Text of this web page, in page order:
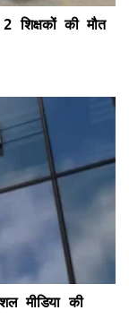
शिक्षकों की मौत
मीडिया की